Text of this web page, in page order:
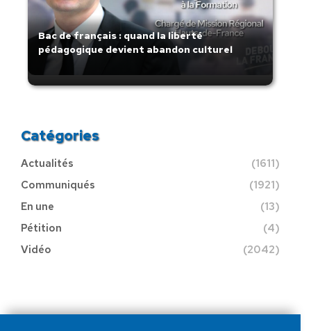
Bac de français : quand la liberté
pédagogique devient abandon culturel
Catégories
Actualités
(1611)
Communiqués
(1921)
En une
(13)
Pétition
(4)
Vidéo
(2042)